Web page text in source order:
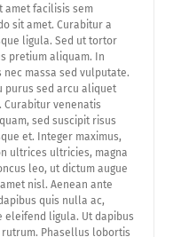
amet facilisis sem
sit amet. Curabitur a
ligula. Sed ut tortor
pretium aliquam. In
nec massa sed vulputate.
purus sed arcu aliquet
Curabitur venenatis
sed suscipit risus
et. Integer maximus,
ultrices ultricies, magna
leo, ut dictum augue
nisl. Aenean ante
quis nulla ac,
eleifend ligula. Ut dapibus
Phasellus lobortis